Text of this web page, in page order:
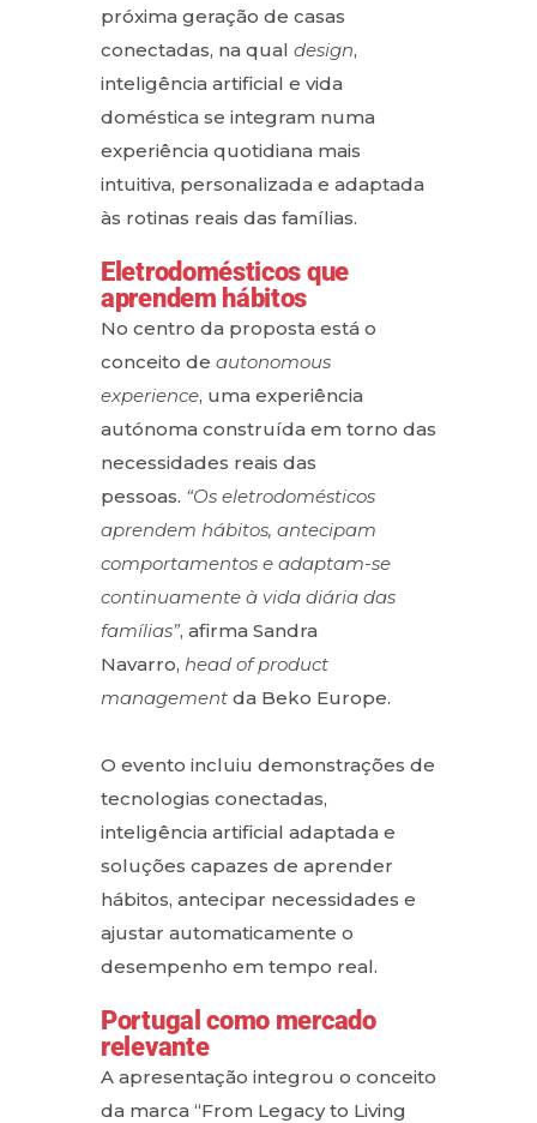
próxima geração de casas
conectadas, na qual design,
inteligência artificial e vida
doméstica se integram numa
experiência quotidiana mais
intuitiva, personalizada e adaptada
às rotinas reais das famílias.
Eletrodomésticos que
aprendem hábitos
No centro da proposta está o
conceito de autonomous
experience, uma experiência
autónoma construída em torno das
necessidades reais das
pessoas. “Os eletrodomésticos
aprendem hábitos, antecipam
comportamentos e adaptam-se
continuamente à vida diária das
famílias”, afirma Sandra
Navarro, head of product
management da Beko Europe.
O evento incluiu demonstrações de
tecnologias conectadas,
inteligência artificial adaptada e
soluções capazes de aprender
hábitos, antecipar necessidades e
ajustar automaticamente o
desempenho em tempo real.
Portugal como mercado
relevante
A apresentação integrou o conceito
da marca “From Legacy to Living